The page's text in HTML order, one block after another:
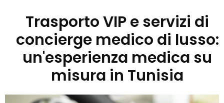
Trasporto VIP e servizi di
concierge medico di lusso:
un'esperienza medica su
misura in Tunisia